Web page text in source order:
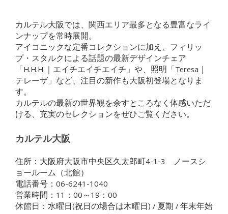
カルテル大阪では、関西エリア最多となる豊富なライ
ンナップを常時展開。
アイコニックな定番コレクションに加え、フィリッ
プ・スタルクによる話題の最新デザインチェア
「H.H.H.｜エイチエイチエイチ」や、照明「Teresa｜
テレーザ」など、注目の新作も大阪初登場となりま
す。
カルテルの最新の世界観を余すところなく体感いただ
ける、充実のセレクションをぜひご覧ください。
カルテル大阪
住所：大阪府大阪市中央区久太郎町4-1-3 ノースシ
ョールーム（北館）
電話番号：06-6241-1040
営業時間：11：00～19：00
休館日：水曜日(祝日の場合は木曜日) / 夏期 / 年末年始